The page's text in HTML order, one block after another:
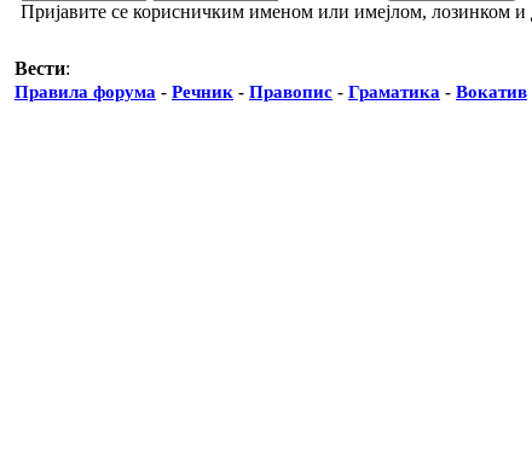
Пријавите се корисничким именом или имејлом, лозинком и
Вести:
Правила форума - Речник - Правопис - Граматика - Вокатив